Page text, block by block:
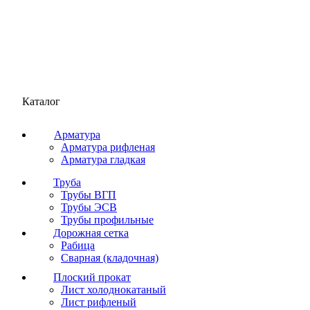
Каталог
Арматура
Арматура рифленая
Арматура гладкая
Труба
Трубы ВГП
Трубы ЭСВ
Трубы профильные
Дорожная сетка
Рабица
Сварная (кладочная)
Плоский прокат
Лист холоднокатаный
Лист рифленый